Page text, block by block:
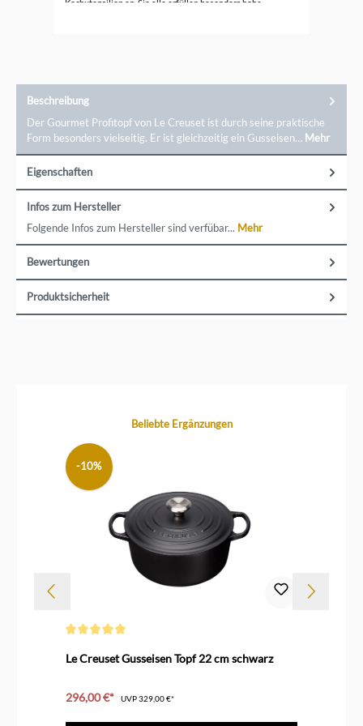
Kochutensilien an. Sie alle erfüllen besonders hohe
Beschreibung
Der Gourmet Profitopf von Le Creuset ist durch seine praktische
Form besonders vielseitig. Er ist gleichzeitig ein Gusseisen… Mehr
Eigenschaften
Infos zum Hersteller
Folgende Infos zum Hersteller sind verfübar... Mehr
Bewertungen
Produktsicherheit
Produktgalerie überspringenBeliebte Ergänzungen
-10%
Le Creuset Gusseisen Topf 22 cm schwarz
296,00 €* UVP329,00 €*